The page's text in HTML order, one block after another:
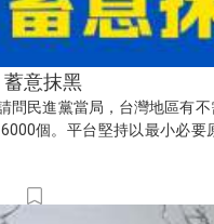
意抹黑
民進黨當局，台灣地區有
個。平台堅持以最小必